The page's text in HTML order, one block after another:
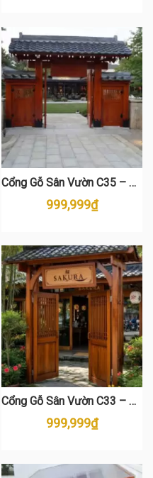
Cổng Gỗ Sân Vườn C35 – Gỗ
Thông Cao Cấp, Phong Cách
Nhật Bản
999,999₫
Cổng Gỗ Sân Vườn C33 – Gỗ
Thông Cao Cấp Style Nhật
999,999₫